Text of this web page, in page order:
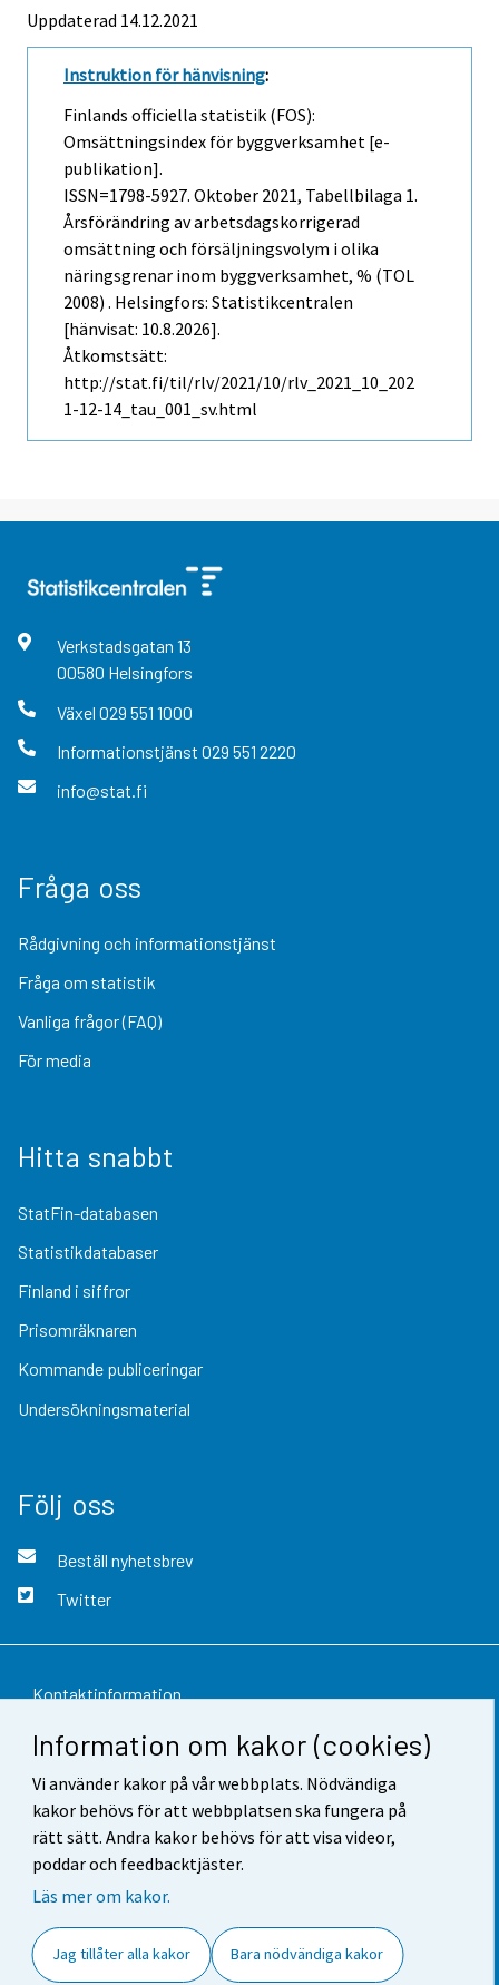
Information om kakor (cookies)
Vi använder kakor på vår webbplats. Nödvändiga
kakor behövs för att webbplatsen ska fungera på
rätt sätt. Andra kakor behövs för att visa videor,
poddar och feedbacktjäster.
Läs mer om kakor.
Jag tillåter alla kakor Bara nödvändiga kakor
Uppdaterad 14.12.2021
Instruktion för hänvisning:
Finlands officiella statistik (FOS):
Omsättningsindex för byggverksamhet [e-
publikation].
ISSN=1798-5927. Oktober 2021, Tabellbilaga 1.
Årsförändring av arbetsdagskorrigerad
omsättning och försäljningsvolym i olika
näringsgrenar inom byggverksamhet, % (TOL
2008) . Helsingfors: Statistikcentralen
[hänvisat: 10.8.2026].
Åtkomstsätt:
http://stat.fi/til/rlv/2021/10/rlv_2021_10_202
1-12-14_tau_001_sv.html
Verkstadsgatan 13
00580 Helsingfors
Växel 029 551 1000
Informationstjänst 029 551 2220
info@stat.fi
Fråga oss
Rådgivning och informationstjänst
Fråga om statistik
Vanliga frågor (FAQ)
För media
Hitta snabbt
StatFin-databasen
Statistikdatabaser
Finland i siffror
Prisomräknaren
Kommande publiceringar
Undersökningsmaterial
Följ oss
Beställ nyhetsbrev
Twitter
Kontaktinformation
Respons
Användarvillkor
Dataskydd
Tillgänglighet
Cookie-inställningar